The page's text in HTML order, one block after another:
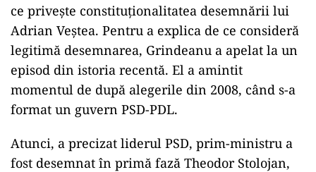
ce privește constituționalitatea desemnării lui
Adrian Veștea. Pentru a explica de ce consideră
legitimă desemnarea, Grindeanu a apelat la un
episod din istoria recentă. El a amintit
momentul de după alegerile din 2008, când s-a
format un guvern PSD-PDL.
Atunci, a precizat liderul PSD, prim-ministru a
fost desemnat în primă fază Theodor Stolojan,